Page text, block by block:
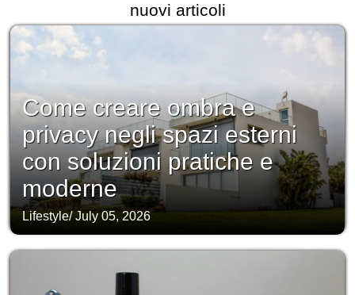
nuovi articoli
Come creare ombra e
privacy negli spazi esterni
con soluzioni pratiche e
moderne
Lifestyle/July 05, 2026